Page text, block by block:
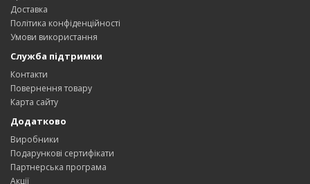
Доставка
Політика конфіденційності
Умови використання
Служба підтримки
Контакти
Повернення товару
Карта сайту
Додатково
Виробники
Подарункові сертифікати
Партнерська програма
Акції